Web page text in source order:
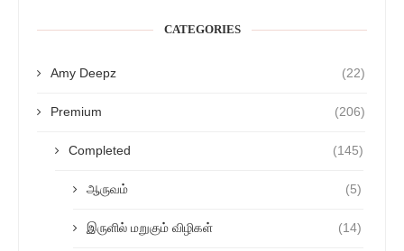
CATEGORIES
Amy Deepz (22)
Premium (206)
Completed (145)
ஆருவம் (5)
இருளில் மறுகும் விழிகள் (14)